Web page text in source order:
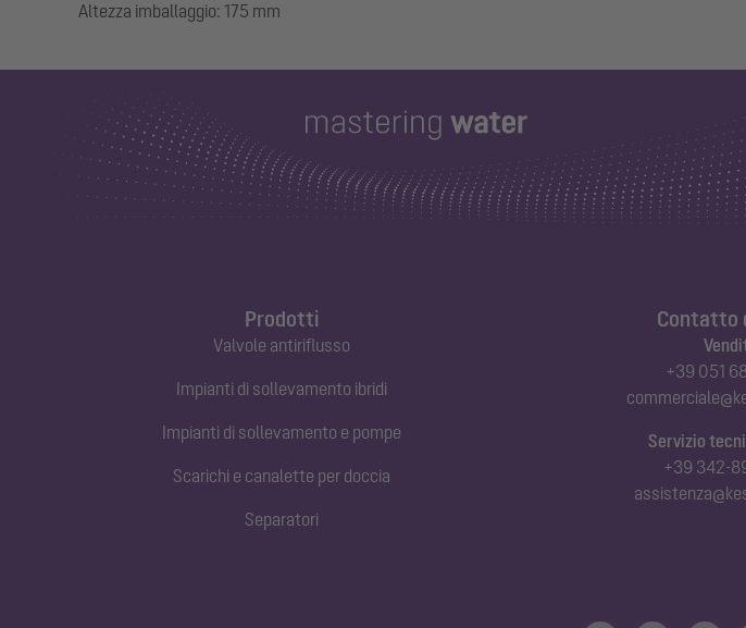
Prodotti
Valvole antiriflusso
Impianti di sollevamento ibridi
Impianti di sollevamento e pompe
Scarichi e canalette per doccia
Separatori
Contatto
+39 051
Servizio
+39 342-